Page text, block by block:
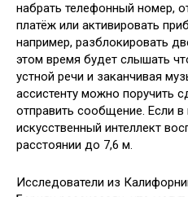
набрать телефонный номер,
платёж или активировать
например, разблокировать
этом время будет слышать
устной речи и заканчивая
ассистенту можно поручить
отправить сообщение. Если
искусственный интеллект
расстоянии до 7,6 м.
Исследователи из